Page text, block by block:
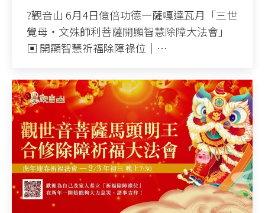
?觀音山 6月4日億倍功德—薩嘎達瓦月「三世
覺母‧文殊師利菩薩開顯智慧除障大法會」
▣ 開顯智慧祈福除障祿位｜…